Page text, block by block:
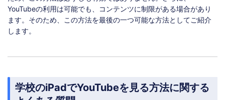
YouTubeの利用は可能でも、コンテンツに制限がある場合があり
ます。そのため、この方法を最後の一つ可能な方法としてご紹介
します。
学校のiPadでYouTubeを見る方法に関する